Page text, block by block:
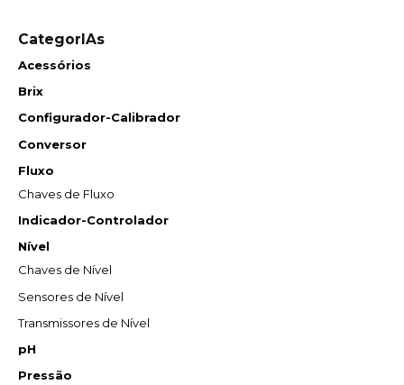
CategorIAs
Acessórios
Brix
Configurador-Calibrador
Conversor
Fluxo
Chaves de Fluxo
Indicador-Controlador
Nível
Chaves de Nível
Sensores de Nível
Transmissores de Nível
pH
Pressão